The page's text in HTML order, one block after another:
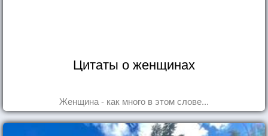
Цитаты о женщинах
Женщина - как много в этом слове...